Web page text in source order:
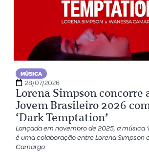
MÚSICA
28/07/2026
Lorena Simpson concorre
Jovem Brasileiro 2026
‘Dark Temptation’
Lançada em novembro de 2025, a música
é uma colaboração entre Lorena Simpson
Camargo